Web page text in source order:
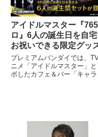
アイドルマスター『
ロ』6人の誕生日を自
お祝いできる限定グッ
販売！ プロデューサー
ん、これはチェックで
プレミアムバンダイでは、
ニメ「アイドルマスター」と
ボしたカフェ＆バー「キャラ